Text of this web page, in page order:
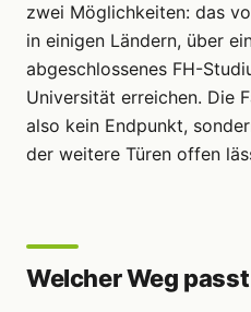
zwei Möglichkeiten: das
in einigen Ländern, über
abgeschlossenes FH-
Universität erreichen. Die
also kein Endpunkt,
der weitere Türen offen
Welcher Weg